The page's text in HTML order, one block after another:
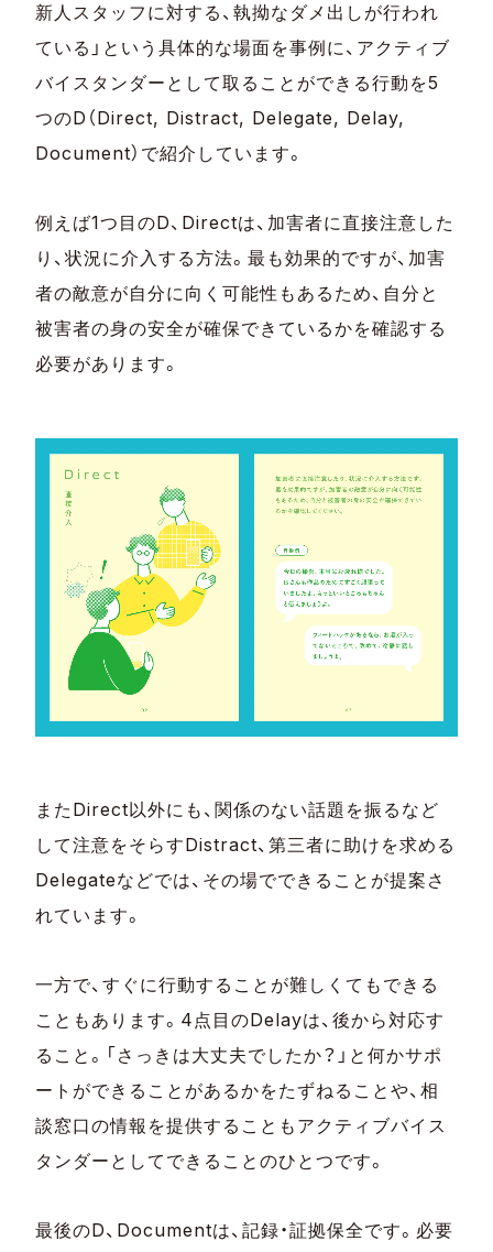
新人スタッフに対する、執拗なダメ出しが行われ
ている」という具体的な場面を事例に、アクティブ
バイスタンダーとして取ることができる行動を5
つのD（Direct, Distract, Delegate, Delay,
Document）で紹介しています。
例えば1つ目のD、Directは、加害者に直接注意した
り、状況に介入する方法。最も効果的ですが、加害
者の敵意が自分に向く可能性もあるため、自分と
被害者の身の安全が確保できているかを確認する
必要があります。
またDirect以外にも、関係のない話題を振るなど
して注意をそらすDistract、第三者に助けを求める
Delegateなどでは、その場でできることが提案さ
れています。
一方で、すぐに行動することが難しくてもできる
こともあります。4点目のDelayは、後から対応す
ること。「さっきは大丈夫でしたか？」と何かサポ
ートができることがあるかをたずねることや、相
談窓口の情報を提供することもアクティブバイス
タンダーとしてできることのひとつです。
最後のD、Documentは、記録・証拠保全です。必要